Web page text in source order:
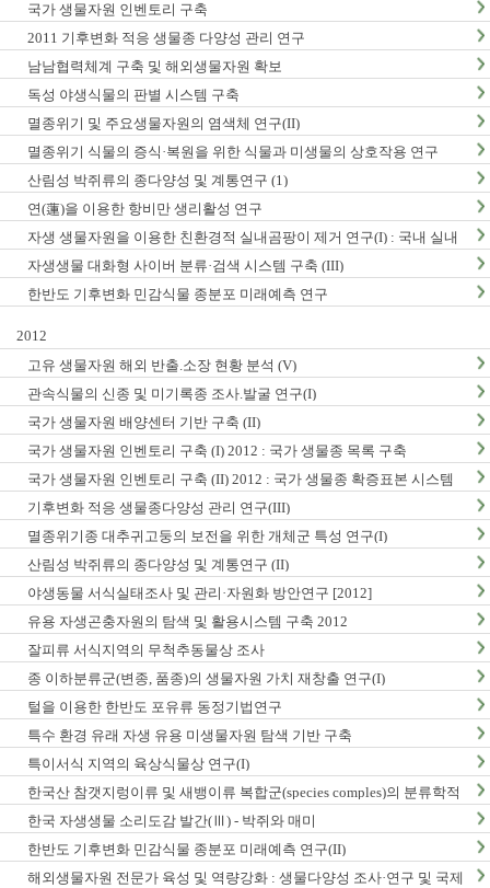
국가 생물자원 인벤토리 구축
2011 기후변화 적응 생물종 다양성 관리 연구
남남협력체계 구축 및 해외생물자원 확보
독성 야생식물의 판별 시스템 구축
멸종위기 및 주요생물자원의 염색체 연구(II)
멸종위기 식물의 증식·복원을 위한 식물과 미생물의 상호작용 연구
산림성 박쥐류의 종다양성 및 계통연구 (1)
연(蓮)을 이용한 항비만 생리활성 연구
자생 생물자원을 이용한 친환경적 실내곰팡이 제거 연구(I) : 국내 실내
곰팡이 현황 및 검출법 개발
자생생물 대화형 사이버 분류·검색 시스템 구축 (III)
한반도 기후변화 민감식물 종분포 미래예측 연구
2012
고유 생물자원 해외 반출.소장 현황 분석 (V)
관속식물의 신종 및 미기록종 조사.발굴 연구(I)
국가 생물자원 배양센터 기반 구축 (II)
국가 생물자원 인벤토리 구축 (I) 2012 : 국가 생물종 목록 구축
국가 생물자원 인벤토리 구축 (II) 2012 : 국가 생물종 확증표본 시스템
구축
기후변화 적응 생물종다양성 관리 연구(III)
멸종위기종 대추귀고둥의 보전을 위한 개체군 특성 연구(I)
산림성 박쥐류의 종다양성 및 계통연구 (II)
야생동물 서식실태조사 및 관리·자원화 방안연구 [2012]
유용 자생곤충자원의 탐색 및 활용시스템 구축 2012
잘피류 서식지역의 무척추동물상 조사
종 이하분류군(변종, 품종)의 생물자원 가치 재창출 연구(I)
털을 이용한 한반도 포유류 동정기법연구
특수 환경 유래 자생 유용 미생물자원 탐색 기반 구축
특이서식 지역의 육상식물상 연구(I)
한국산 참갯지렁이류 및 새뱅이류 복합군(species comples)의 분류학적
연구
한국 자생생물 소리도감 발간(Ⅲ) - 박쥐와 매미
한반도 기후변화 민감식물 종분포 미래예측 연구(II)
해외생물자원 전문가 육성 및 역량강화 : 생물다양성 조사·연구 및 국제